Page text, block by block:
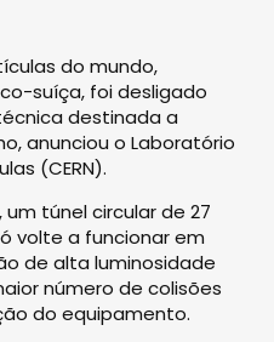
do mundo,
suíça, foi desligado
destinada a
anunciou o Laboratório
(CERN).
túnel circular de 27
volte a funcionar em
de alta luminosidade
número de colisões
do equipamento.